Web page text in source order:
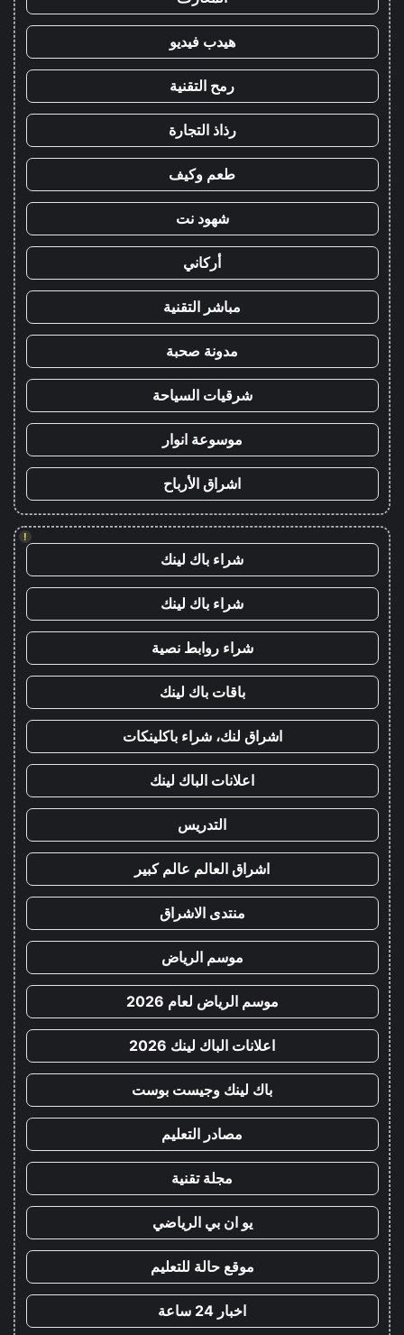
هيدب فيديو
رمح التقنية
رذاذ التجارة
طعم وكيف
شهود نت
أركاني
مباشر التقنية
مدونة صحبة
شرقيات السياحة
موسوعة انوار
اشراق الأرباح
!
شراء باك لينك
شراء باك لينك
شراء روابط نصية
باقات باك لينك
اشراق لنك، شراء باكلينكات
اعلانات الباك لينك
التدريس
اشراق العالم عالم كبير
منتدى الاشراق
موسم الرياض
موسم الرياض لعام 2026
اعلانات الباك لينك 2026
باك لينك وجيست بوست
مصادر التعليم
مجلة تقنية
يو ان بي الرياضي
موقع حالة للتعليم
اخبار 24 ساعة